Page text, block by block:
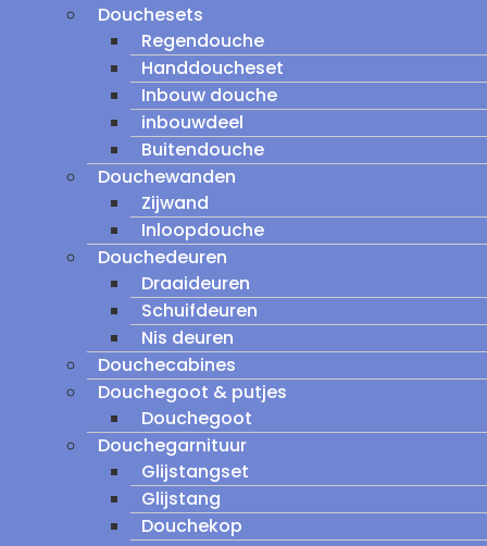
Douchesets
Regendouche
Handdoucheset
Inbouw douche
inbouwdeel
Buitendouche
Douchewanden
Zijwand
Inloopdouche
Douchedeuren
Draaideuren
Schuifdeuren
Nis deuren
Douchecabines
Douchegoot & putjes
Douchegoot
Douchegarnituur
Glijstangset
Glijstang
Douchekop